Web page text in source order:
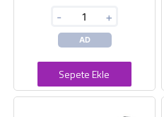
- +
AD
Sepete Ekle